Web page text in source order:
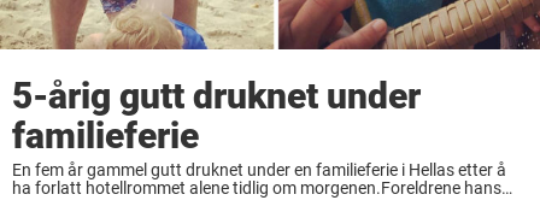
5-årig gutt druknet under
familieferie
En fem år gammel gutt druknet under en familieferie i Hellas etter å
ha forlatt hotellrommet alene tidlig om morgenen.Foreldrene hans